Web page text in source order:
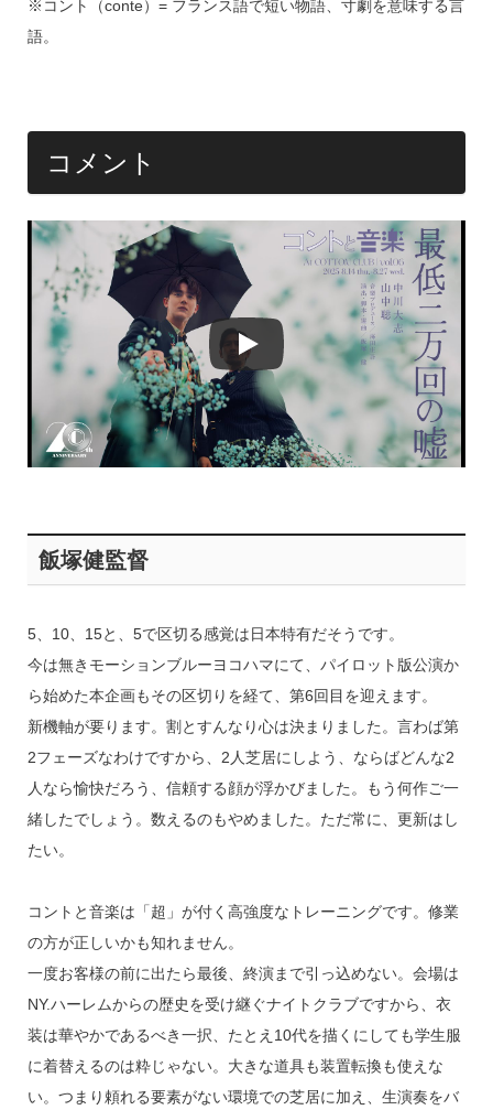
※コント（conte）= フランス語で短い物語、寸劇を意味する言
語。
コメント
飯塚健監督
5、10、15と、5で区切る感覚は日本特有だそうです。
今は無きモーションブルーヨコハマにて、パイロット版公演か
ら始めた本企画もその区切りを経て、第6回目を迎えます。
新機軸が要ります。割とすんなり心は決まりました。言わば第
2フェーズなわけですから、2人芝居にしよう、ならばどんな2
人なら愉快だろう、信頼する顔が浮かびました。もう何作ご一
緒したでしょう。数えるのもやめました。ただ常に、更新はし
たい。
コントと音楽は「超」が付く高強度なトレーニングです。修業
の方が正しいかも知れません。
一度お客様の前に出たら最後、終演まで引っ込めない。会場は
NY.ハーレムからの歴史を受け継ぐナイトクラブですから、衣
装は華やかであるべき一択、たとえ10代を描くにしても学生服
に着替えるのは粋じゃない。大きな道具も装置転換も使えな
い。つまり頼れる要素がない環境での芝居に加え、生演奏をバ